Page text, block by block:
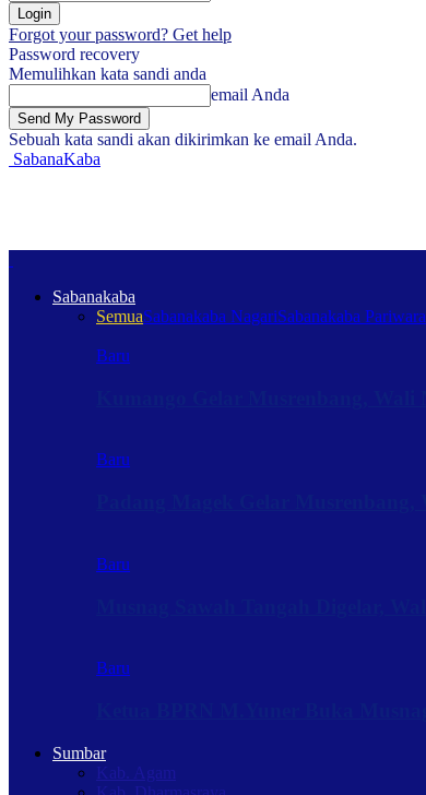
Forgot your password? Get help
Password recovery
Memulihkan kata sandi anda
email Anda
Sebuah kata sandi akan dikirimkan ke email Anda.
SabanaKaba
Sabanakaba
SemuaSabanakaba NagariSabanakaba Pariwara
Baru
Baru
Baru
Baru
Sumbar
Kab. Agam